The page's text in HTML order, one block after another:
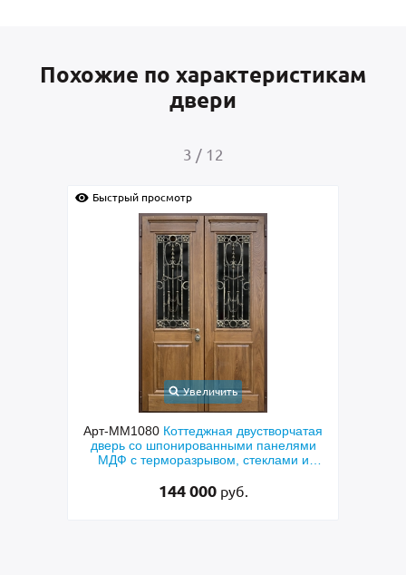
Похожие по характеристикам
двери
4 / 12
Коттеджная двустворчатая
шпонированными панелями
стеклами и
Арт-ММ578Входная
терморазрывом, белыми
коричневыми плитами